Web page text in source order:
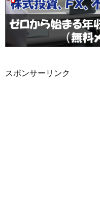
スポンサーリンク